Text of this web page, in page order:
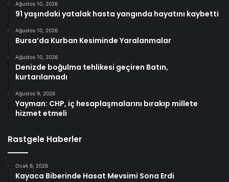
Ağustos 10, 2026
91 yaşındaki yatalak hasta yangında hayatını kaybetti
Ağustos 10, 2026
Bursa’da Kurban Kesiminde Yaralanmalar
Ağustos 10, 2026
Denizde boğulma tehlikesi geçiren Batın,
kurtarılamadı
Ağustos 9, 2026
Yayman: CHP, iç hesaplaşmalarını bırakıp millete
hizmet etmeli
Rastgele Haberler
Ocak 6, 2026
Kayaca Biberinde Hasat Mevsimi Sona Erdi